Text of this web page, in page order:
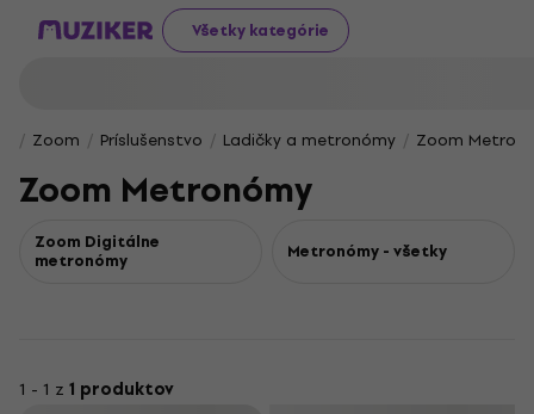
Všetky kategórie
Zoom Príslušenstvo Ladičky a metronómy Zoom
Zoom Metronómy
Zoom Digitálne
metronómy Metronómy - všetky
1 - 1 z 1 produktov